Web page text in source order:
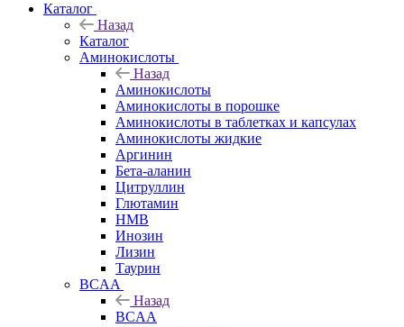
Каталог
Назад
Каталог
Аминокислоты
Назад
Аминокислоты
Аминокислоты в порошке
Аминокислоты в таблетках и капсулах
Аминокислоты жидкие
Аргинин
Бета-аланин
Цитруллин
Глютамин
HMB
Инозин
Лизин
Таурин
BCAA
Назад
BCAA